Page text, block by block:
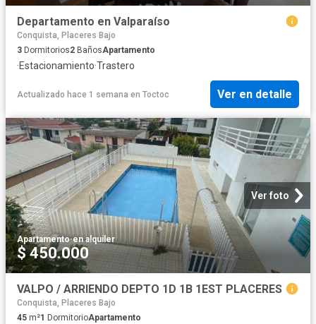
Departamento en Valparaíso
Conquista, Placeres Bajo
3 Dormitorios2 BañosApartamento
·Estacionamiento·Trastero
Actualizado hace 1 semana en Toctoc Ver en detalle
Ver foto
Apartamento·en alquiler
$ 450.000
VALPO / ARRIENDO DEPTO 1D 1B 1EST PLACERES
Conquista, Placeres Bajo
45 m²1 DormitorioApartamento